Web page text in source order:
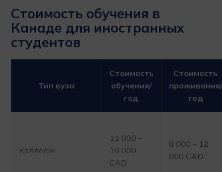
Стоимость обучения в
Канаде для иностранных
студентов
Тип вуза
Стоимость
обучения/
год
Стоимость
проживания/
год
Колледж
11 000 –
16 000
CAD
8 000 – 12
000 CAD